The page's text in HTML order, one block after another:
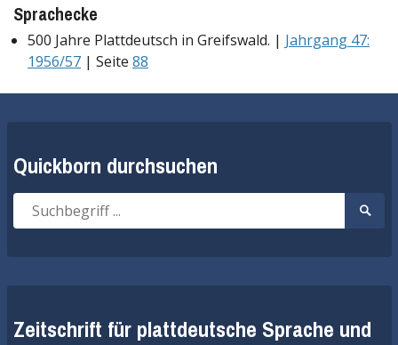
Sprachecke
500 Jahre Plattdeutsch in Greifswald. | Jahrgang 47:
1956/57 | Seite 88
Quickborn durchsuchen
Suche
nach:
Suche
Zeitschrift für plattdeutsche Sprache und